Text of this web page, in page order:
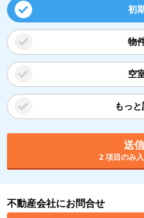
初
物
空
もっ
送
2 項目のみ
不動産会社にお問合せ